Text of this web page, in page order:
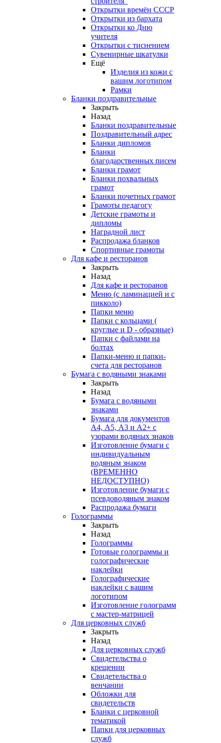
Открытки времён СССР
Открытки из бархата
Открытки ко Дню
учителя
Открытки с тиснением
Сувенирные шкатулки
Ещё
Изделия из кожи с
вашим логотипом
Рамки
Бланки поздравительные
Закрыть
Назад
Бланки поздравительные
Поздравительный адрес
Бланки дипломов
Бланки
благодарственных писем
Бланки грамот
Бланки похвальных
грамот
Бланки почетных грамот
Грамоты педагогу
Детские грамоты и
дипломы
Наградной лист
Распродажа бланков
Спортивные грамоты
Для кафе и ресторанов
Закрыть
Назад
Для кафе и ресторанов
Меню (с ламинацией и с
пикколо)
Папки меню
Папки с кольцами (
круглые и D - образные)
Папки с файлами на
болтах
Папки-меню и папки-
счета для ресторанов
Бумага с водяными знаками
Закрыть
Назад
Бумага с водяными
знаками
Бумага для документов
А4, А5, А3 и А2+ с
узорами водяных знаков
Изготовление бумаги с
индивидуальным
водяным знаком
(ВРЕМЕННО
НЕДОСТУПНО)
Изготовление бумаги с
псевдоводяным знаком
Распродажа бумаги
Голограммы
Закрыть
Назад
Голограммы
Готовые голограммы и
голографические
наклейки
Голографические
наклейки с вашим
логотипом
Изготовление голограмм
с мастер-матрицей
Для церковных служб
Закрыть
Назад
Для церковных служб
Свидетельства о
крещении
Свидетельства о
венчании
Обложки для
свидетельств
Бланки с церковной
тематикой
Папки для церковных
служб